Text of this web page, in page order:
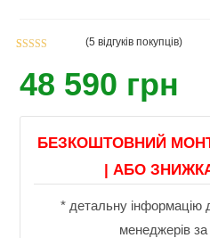
out of 5
based on
(5 відгуків покупців)
48 590 грн
БЕЗКОШТОВНИЙ
| АБО
* детальну інформацію
менеджерів